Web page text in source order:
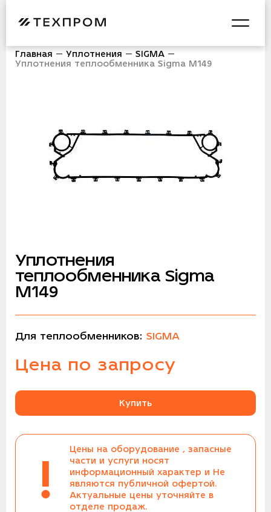
Главная Уплотнения
SIGMA
Уплотнения теплообменника Sigma M149
Уплотнения
теплообменника Sigma
M149
Для теплообменников: SIGMA
Цена по запросу
Купить
!
Цены на оборудование , запасные
части и услуги носят
информационный характер и Не
являются публичной офертой.
Актуальные цены уточняйте в
отделе продаж.